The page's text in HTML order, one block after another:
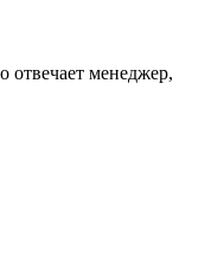
отвечает менеджер,